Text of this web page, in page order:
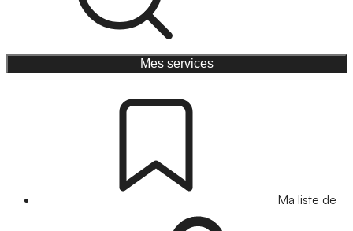
Mes services
Ma liste de